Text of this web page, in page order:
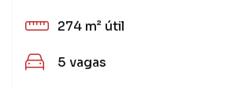
274 m² útil
5 vagas